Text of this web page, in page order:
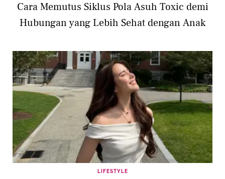
Cara Memutus Siklus Pola Asuh Toxic demi
Hubungan yang Lebih Sehat dengan Anak
LIFESTYLE